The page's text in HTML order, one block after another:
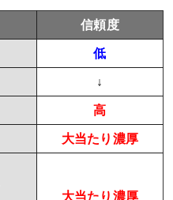
信頼度
低
↓
高
大当たり濃厚
大当たり濃厚